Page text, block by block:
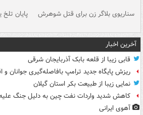
سناریوی بلاگر زن برای قتل شوهرش پایان
آخرین اخبار
قابی زیبا از قلعه بابک آذربایجان شرقی
ریزش پایگاه جدید ترامپ بافاصله‌گیری جوانان
نمایی زیبا از طبیعت بکر استان گیلان
کاهش شدید واردات نفت چین به دلیل جنگ علیه
آهوی ایرانی